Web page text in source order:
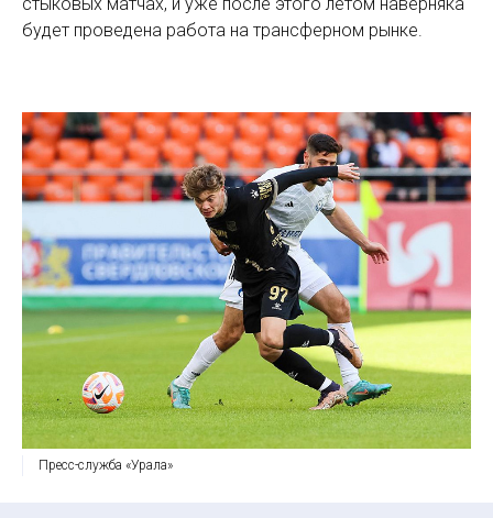
будет проведена работа на трансферном рынке.
Пресс-служба «Урала»